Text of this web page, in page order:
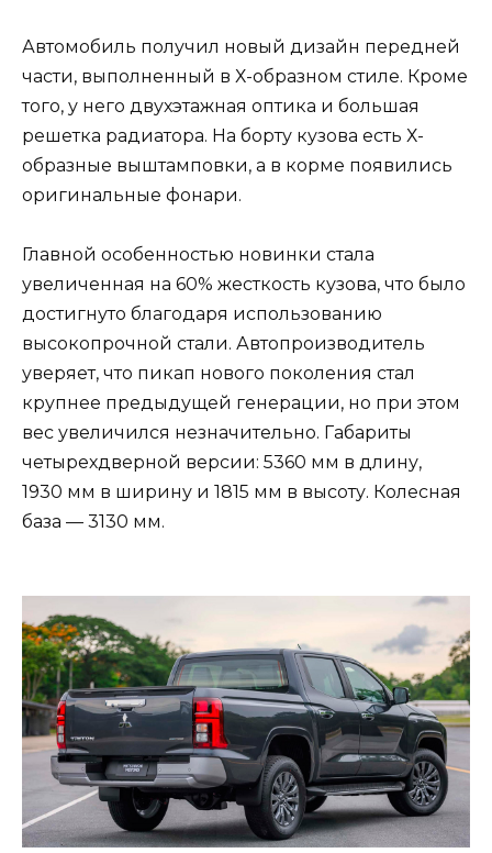
Автомобиль получил новый дизайн передней
части, выполненный в Х-образном стиле. Кроме
того, у него двухэтажная оптика и большая
решетка радиатора. На борту кузова есть Х-
образные выштамповки, а в корме появились
оригинальные фонари.
Главной особенностью новинки стала
увеличенная на 60% жесткость кузова, что было
достигнуто благодаря использованию
высокопрочной стали. Автопроизводитель
уверяет, что пикап нового поколения стал
крупнее предыдущей генерации, но при этом
вес увеличился незначительно. Габариты
четырехдверной версии: 5360 мм в длину,
1930 мм в ширину и 1815 мм в высоту. Колесная
база — 3130 мм.